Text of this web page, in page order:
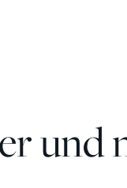
und